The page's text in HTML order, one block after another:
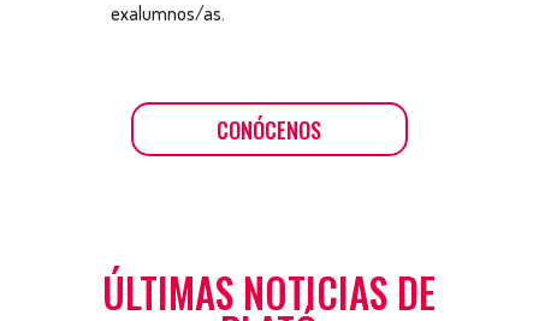
exalumnos/as.
CONÓCENOS
ÚLTIMAS NOTICIAS DE